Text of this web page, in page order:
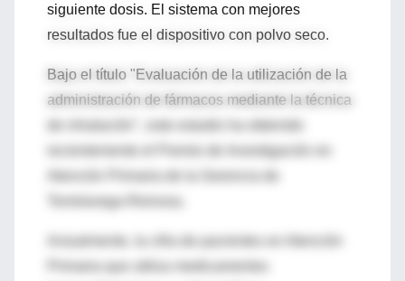
siguiente dosis. El sistema con mejores
resultados fue el dispositivo con polvo seco.
Bajo el título "Evaluación de la utilización de la
administración de fármacos mediante la técnica
recientemente el Premio de Investigación en
Torrelavega-Reinosa.